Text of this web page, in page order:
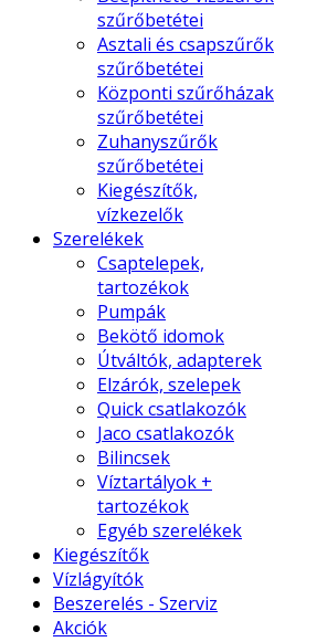
szűrőbetétei
Asztali és csapszűrők
szűrőbetétei
Központi szűrőházak
szűrőbetétei
Zuhanyszűrők
szűrőbetétei
Kiegészítők,
vízkezelők
Szerelékek
Csaptelepek,
tartozékok
Pumpák
Bekötő idomok
Útváltók, adapterek
Elzárók, szelepek
Quick csatlakozók
Jaco csatlakozók
Bilincsek
Víztartályok +
tartozékok
Egyéb szerelékek
Kiegészítők
Vízlágyítók
Beszerelés - Szerviz
Akciók